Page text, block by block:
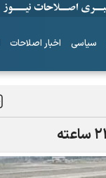
سیاسی اخبار اصلاحات